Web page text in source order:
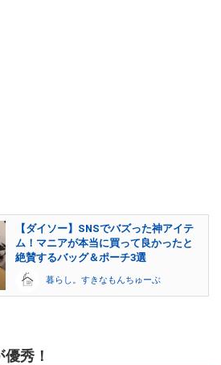
【ダイソー】SNSでバズった神アイテ
ム！マニアが本当に買って良かったと
絶賛するバッグ＆ポーチ3選
暮らし。すきなもんちゅーぶ
秀！